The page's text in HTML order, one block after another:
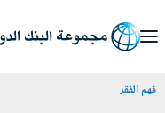
الفقر